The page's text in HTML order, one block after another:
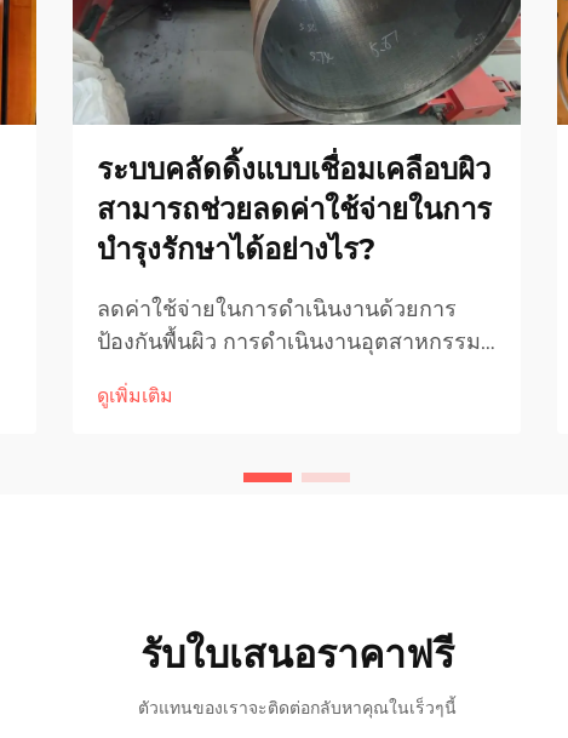
ระบบคลัดดิ้งแบบเชื่อมเคลือบผิว
สามารถช่วยลดค่าใช้จ่ายในการ
บำรุงรักษาได้อย่างไร?
ลดค่าใช้จ่ายในการดำเนินงานด้วยการ
ป้องกันพื้นผิว การดำเนินงานอุตสาหกรรม
เนื่องจากสภาพการสึกหรอ สนิม และการ
ชิ้นส่วนเกิดการล้มเหลวก่อนกำหนด บริษัท
ดูเพิ่มเติม
รับใบเสนอราคาฟรี
ตัวแทนของเราจะติดต่อกลับหาคุณในเร็วๆนี้